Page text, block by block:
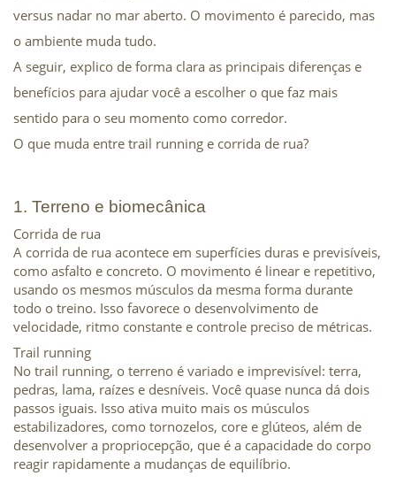
versus nadar no mar aberto. O movimento é parecido, mas
o ambiente muda tudo.
A seguir, explico de forma clara as principais diferenças e
benefícios para ajudar você a escolher o que faz mais
sentido para o seu momento como corredor.
O que muda entre trail running e corrida de rua?
1. Terreno e biomecânica
Corrida de rua
A corrida de rua acontece em superfícies duras e previsíveis,
como asfalto e concreto. O movimento é linear e repetitivo,
usando os mesmos músculos da mesma forma durante
todo o treino. Isso favorece o desenvolvimento de
velocidade, ritmo constante e controle preciso de métricas.
Trail running
No trail running, o terreno é variado e imprevisível: terra,
pedras, lama, raízes e desníveis. Você quase nunca dá dois
passos iguais. Isso ativa muito mais os músculos
estabilizadores, como tornozelos, core e glúteos, além de
desenvolver a propriocepção, que é a capacidade do corpo
reagir rapidamente a mudanças de equilíbrio.